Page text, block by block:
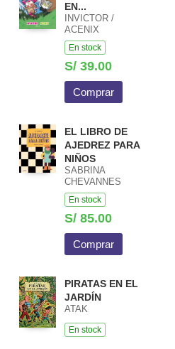
EN...
INVICTOR /
ACENIX
En stock
S/ 39.00
Comprar
EL LIBRO DE
AJEDREZ PARA
NIÑOS
SABRINA
CHEVANNES
En stock
S/ 85.00
Comprar
PIRATAS EN EL
JARDÍN
ATAK
En stock